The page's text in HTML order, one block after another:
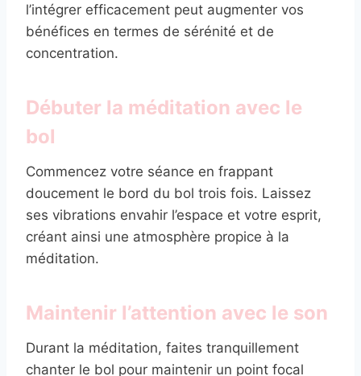
l’intégrer efficacement peut augmenter vos
bénéfices en termes de sérénité et de
concentration.
Débuter la méditation avec le
bol
Commencez votre séance en frappant
doucement le bord du bol trois fois. Laissez
ses vibrations envahir l’espace et votre esprit,
créant ainsi une atmosphère propice à la
méditation.
Maintenir l’attention avec le son
Durant la méditation, faites tranquillement
chanter le bol pour maintenir un point focal